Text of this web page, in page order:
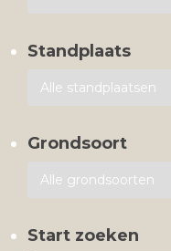
Standplaats
Grondsoort
Start zoeken